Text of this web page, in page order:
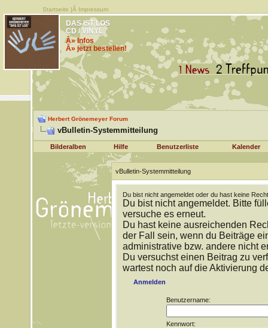
Startseite |Â Impressum
DAS IST LOS
CD / VINYL
Â» Infos
Â» jetzt bestellen!
Herbert Grönemeyer Forum
vBulletin-Systemmitteilung
Bilderalben Hilfe Benutzerliste Kalender
vBulletin-Systemmitteilung
Du bist nicht angemeldet oder du hast keine
Du bist nicht angemeldet. Bitte
versuche es erneut.
Du hast keine ausreichenden
der Fall sein, wenn du Beiträge
administrative bzw. andere nicht
Du versuchst einen Beitrag zu
wartest noch auf die Aktivierung
Anmelden
Benutzername:
Kennwort: